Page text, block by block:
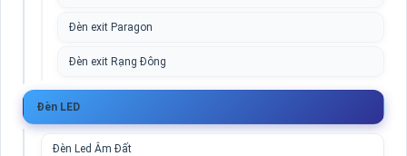
Đèn exit Paragon
Đèn exit Rạng Đông
Đèn LED
Đèn Led Âm Đất